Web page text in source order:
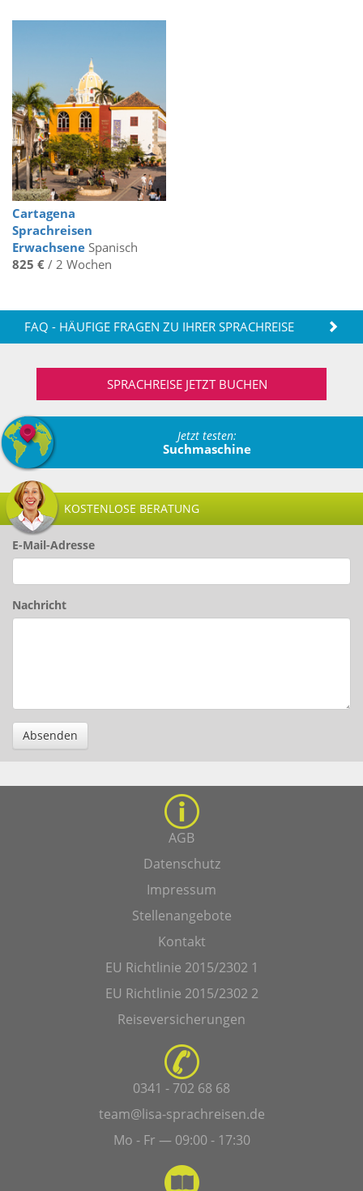
Cartagena
Sprachreisen
Erwachsene Spanisch
825 € / 2 Wochen
FAQ - HÄUFIGE FRAGEN ZU IHRER SPRACHREISE
SPRACHREISE JETZT BUCHEN
Jetzt testen:
Suchmaschine
KOSTENLOSE BERATUNG
E-Mail-Adresse
Nachricht
Absenden
AGB
Datenschutz
Impressum
Stellenangebote
Kontakt
EU Richtlinie 2015/2302 1
EU Richtlinie 2015/2302 2
Reiseversicherungen
0341 - 702 68 68
team@lisa-sprachreisen.de
Mo - Fr — 09:00 - 17:30